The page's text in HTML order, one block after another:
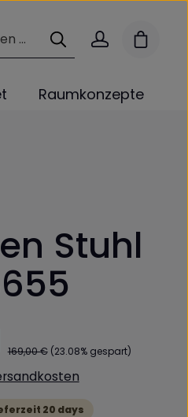
Raumkonzepte
Stuhl
Regulärer Preis:
169,00 € (23.08% gespart)
20 days